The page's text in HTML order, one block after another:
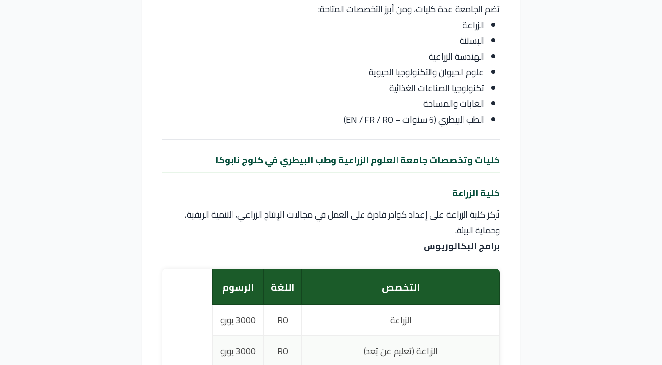
تضم الجامعة عدة كليات، ومن أبرز التخصصات المتاحة:
الزراعة
البستنة
الهندسة الزراعية
علوم الحيوان والتكنولوجيا الحيوية
تكنولوجيا الصناعات الغذائية
الغابات والمساحة
الطب البيطري (6 سنوات – EN / FR / RO)
كليات وتخصصات جامعة العلوم الزراعية وطب البيطري في كلوج نابوكا
كلية الزراعة
تُركز كلية الزراعة على إعداد كوادر قادرة على العمل في مجالات الإنتاج الزراعي، التنمية الريفية،
وحماية البيئة.
برامج البكالوريوس
التخصص اللغة الرسوم
الزراعة RO
3000 يورو
الزراعة (تعليم عن بُعد)
RO
3000 يورو